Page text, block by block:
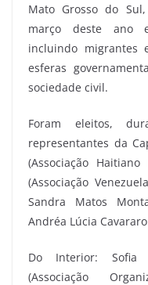
Mato Grosso do
março deste ano
incluindo migrantes
esferas
sociedade civil.
Foram eleitos,
representantes da
(Associação
(Associação
Sandra Matos
Andréa Lúcia
Do Interior: Sofia
(Associação